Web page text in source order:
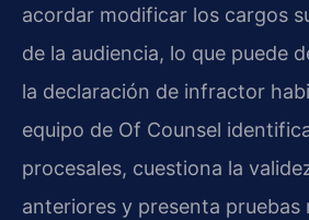
acordar modificar los cargos
de la audiencia, lo que puede
la declaración de infractor
equipo de Of Counsel
procesales, cuestiona la
anteriores y presenta